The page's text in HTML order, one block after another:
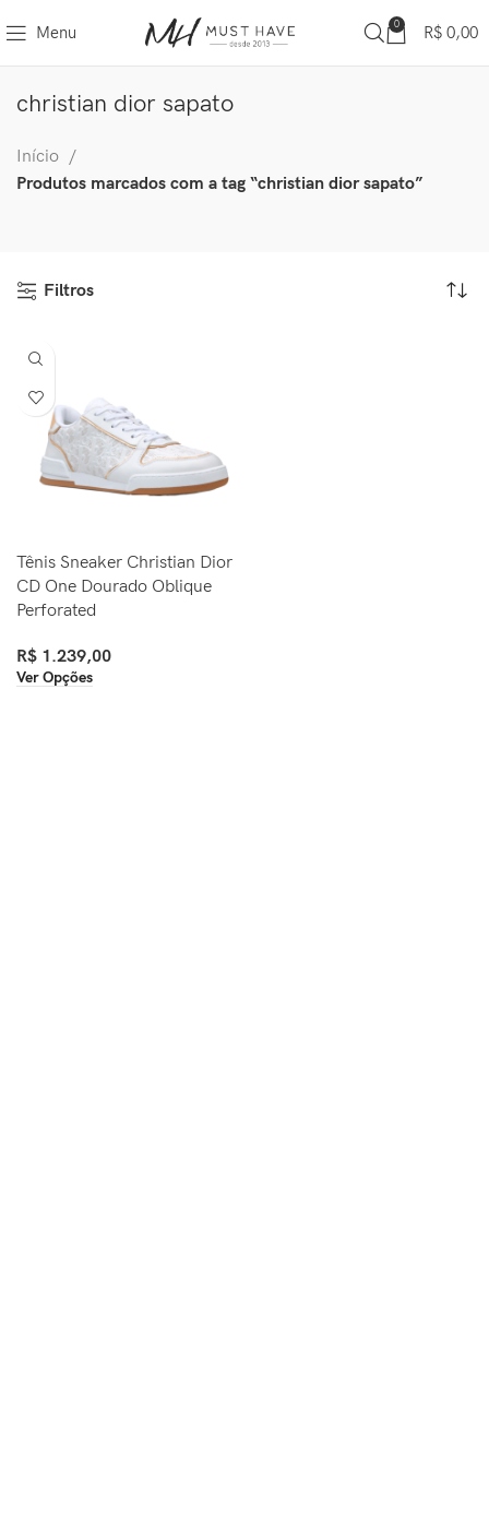
Menu 0 R$ 0,00
christian dior sapato
Início
Produtos marcados com a tag “christian dior sapato”
Filtros
Tênis Sneaker Christian Dior
CD One Dourado Oblique
Perforated
R$ 1.239,00
Ver Opções